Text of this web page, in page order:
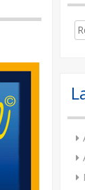
for: